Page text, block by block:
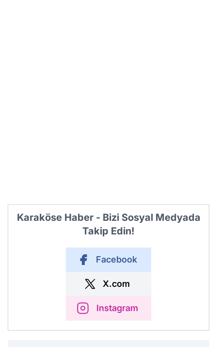
Karaköse Haber - Bizi Sosyal Medyada
Takip Edin!
Facebook
X.com
Instagram